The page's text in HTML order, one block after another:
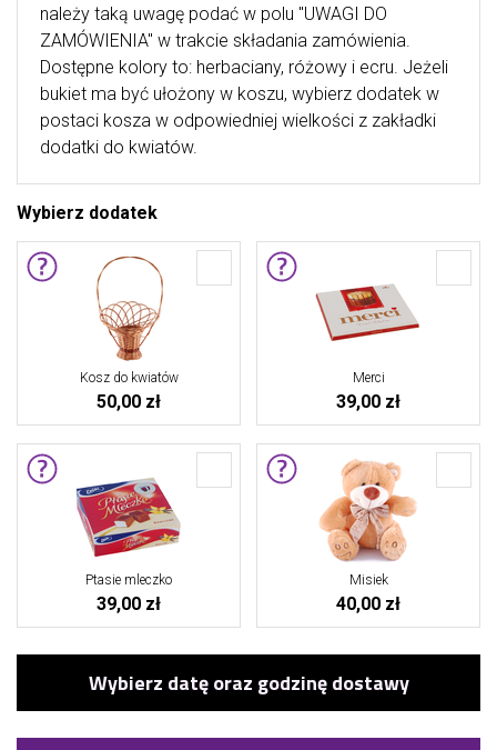
należy taką uwagę podać w polu "UWAGI DO
ZAMÓWIENIA" w trakcie składania zamówienia.
Dostępne kolory to: herbaciany, różowy i ecru. Jeżeli
bukiet ma być ułożony w koszu, wybierz dodatek w
postaci kosza w odpowiedniej wielkości z zakładki
dodatki do kwiatów.
Wybierz dodatek
Kosz do kwiatów
50,00 zł
Merci
39,00 zł
Ptasie mleczko
39,00 zł
Misiek
40,00 zł